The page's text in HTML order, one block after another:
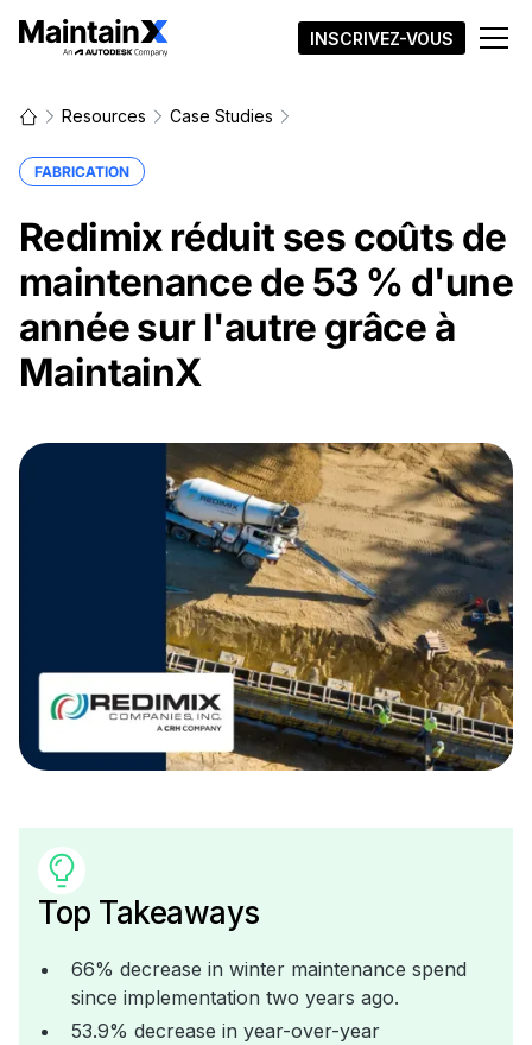
INSCRIVEZ-VOUS
Resources Case Studies
FABRICATION
Redimix réduit ses coûts de
maintenance de 53 % d'une
année sur l'autre grâce à
MaintainX
Top Takeaways
66% decrease in winter maintenance spend
since implementation two years ago.
53.9% decrease in year-over-year